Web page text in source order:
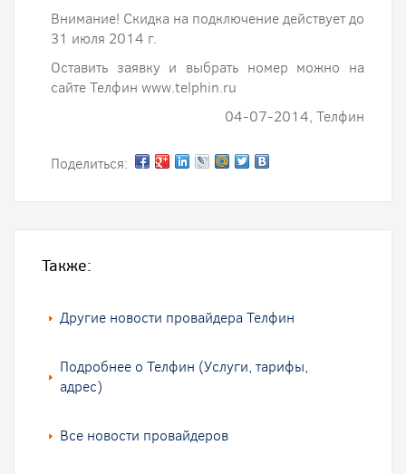
Внимание! Скидка на подключение действует до
31 июля 2014 г.
Оставить заявку и выбрать номер можно на
сайте Телфин www.telphin.ru
04-07-2014, Телфин
Поделиться:
Также:
Другие новости провайдера Телфин
Подробнее о Телфин (Услуги, тарифы,
адрес)
Все новости провайдеров